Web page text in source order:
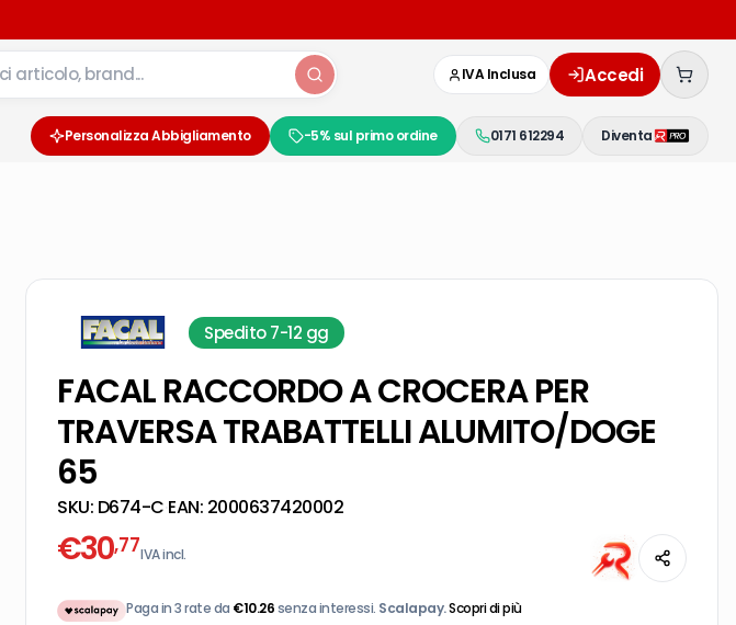
IVA Inclusa Accedi
Personalizza Abbigliamento -5% sul primo ordine 0171 612294 Diventa
Spedito 7-12 gg
FACAL RACCORDO A CROCERA PER
TRAVERSA TRABATTELLI ALUMITO/DOGE
65
SKU: D674-C EAN: 2000637420002
€30,77IVA incl.
Paga in 3 rate da €10.26senza interessi. Scalapay.Scopri di più